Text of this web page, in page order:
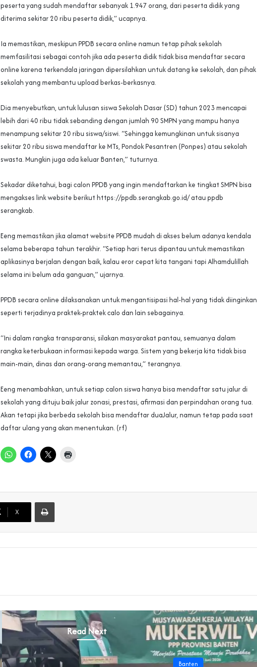
peserta yang sudah mendaftar sebanyak 1.947 orang, dari peserta didik yang
diterima sekitar 20 ribu peserta didik,” ucapnya.
Ia memastikan, meskipun PPDB secara online namun tetap pihak sekolah
memfasilitasi sebagai contoh jika ada peserta didik tidak bisa mendaftar secara
online karena terkendala jaringan dipersilahkan untuk datang ke sekolah, dan pihak
sekolah yang membantu upload berkas-berkasnya.
Dia menyebutkan, untuk lulusan siswa Sekolah Dasar (SD) tahun 2023 mencapai
lebih dari 40 ribu tidak sebanding dengan jumlah 90 SMPN yang mampu hanya
menampung sekitar 20 ribu siswa/siswi. “Sehingga kemungkinan untuk sisanya
sekitar 20 ribu siswa mendaftar ke MTs, Pondok Pesantren (Ponpes) atau sekolah
swasta. Mungkin juga ada keluar Banten,” tuturnya.
Sekadar diketahui, bagi calon PPDB yang ingin mendaftarkan ke tingkat SMPN bisa
mengakses link website berikut https://ppdb.serangkab.go.id/ atau ppdb
serangkab.
Eeng memastikan jika alamat website PPDB mudah di akses belum adanya kendala
selama beberapa tahun terakhir. “Setiap hari terus dipantau untuk memastikan
aplikasinya berjalan dengan baik, kalau eror cepat kita tangani tapi Alhamdulillah
selama ini belum ada ganguan,” ujarnya.
PPDB secara online dilaksanakan untuk mengantisipasi hal-hal yang tidak diinginkan
seperti terjadinya praktek-praktek calo dan lain sebagainya.
“Ini dalam rangka transparansi, silakan masyarakat pantau, semuanya dalam
rangka keterbukaan informasi kepada warga. Sistem yang bekerja kita tidak bisa
main-main, dinas dan orang-orang memantau,” terangnya.
Eeng menambahkan, untuk setiap calon siswa hanya bisa mendaftar satu jalur di
sekolah yang dituju baik jalur zonasi, prestasi, afirmasi dan perpindahan orang tua.
Akan tetapi jika berbeda sekolah bisa mendaftar duaJalur, namun tetap pada saat
daftar ulang yang akan menentukan. (rf)
X
Print
Read Next
Banten